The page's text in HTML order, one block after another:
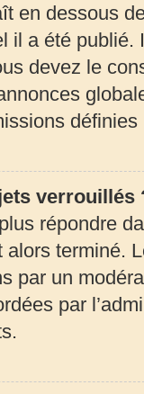
en dessous
il a été
devez le
définies
verrouillés
répondre
alors terminé.
par un
par